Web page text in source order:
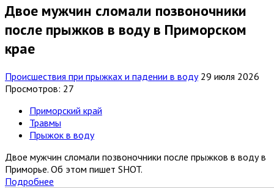
Двое мужчин сломали позвоночники
после прыжков в воду в Приморском
крае
Происшествия при прыжках и падении в воду 29 июля 2026
Просмотров: 27
Приморский край
Травмы
Прыжок в воду
Двое мужчин сломали позвоночники после прыжков в воду в
Приморье. Об этом пишет SHOT.
Подробнее